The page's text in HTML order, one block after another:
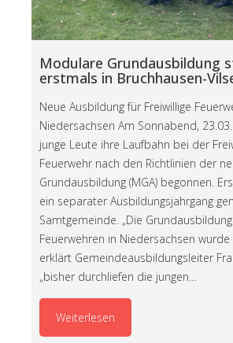
Modulare Grundausbildung
erstmals in Bruchhausen-
Neue Ausbildung für Freiwillige
Niedersachsen Am Sonnabend,
junge Leute ihre Laufbahn bei der
Feuerwehr nach den Richtlinien der
Grundausbildung (MGA) begonnen.
ein separater Ausbildungsjahrgang
Samtgemeinde. „Die
Feuerwehren in Niedersachsen wurde
erklärt Gemeindeausbildungsleiter
„bisher durchliefen die jungen…
Weiterlesen